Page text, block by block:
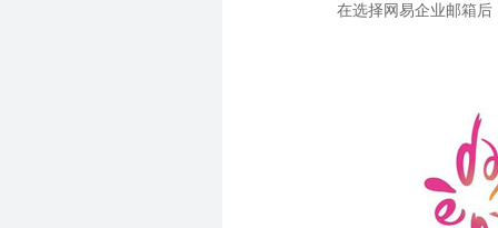
在选择网易企业邮箱